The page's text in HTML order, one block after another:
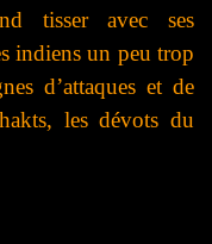
tisser avec ses
indiens un peu trop
d’attaques et de
les dévots du